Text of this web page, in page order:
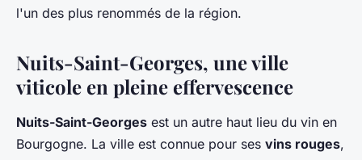
l'un des plus renommés de la région.
Nuits-Saint-Georges, une ville
viticole en pleine effervescence
Nuits-Saint-Georges est un autre haut lieu du vin en
Bourgogne. La ville est connue pour ses vins rouges,